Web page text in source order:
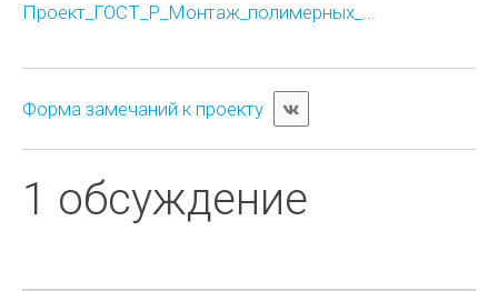
Проект_ГОСТ_Р_Монтаж_полимерных_...
Форма замечаний к проекту
1 обсуждение